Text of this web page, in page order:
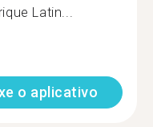
Latin...
o aplicativo